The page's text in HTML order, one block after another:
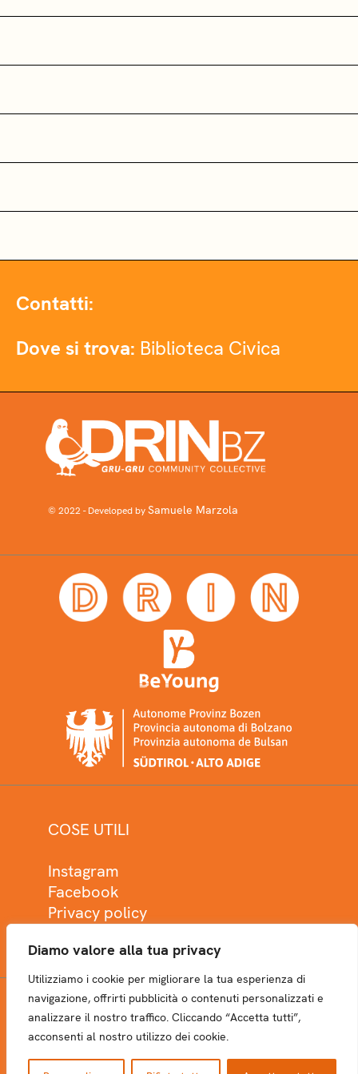
Diamo valore alla tua privacy
Utilizziamo i cookie per migliorare la tua esperienza di
navigazione, offrirti pubblicità o contenuti personalizzati e
analizzare il nostro traffico. Cliccando “Accetta tutti”,
acconsenti al nostro utilizzo dei cookie.
Contatti:
Dove si trova: Biblioteca Civica
© 2022 - Developed bySamuele Marzola
COSE UTILI
Instagram
Facebook
Privacy policy
NEWSLETTER